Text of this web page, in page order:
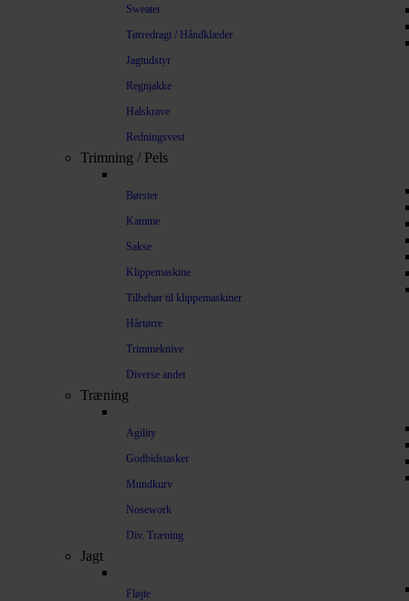
Sweater
Tørredragt / Håndklæder
Jagtudstyr
Regnjakke
Halskrave
Redningsvest
Trimning / Pels
Børster
Kamme
Sakse
Klippemaskine
Tilbehør til klippemaskiner
Hårtørre
Trimmeknive
Diverse andet
Træning
Agility
Godbidstasker
Mundkurv
Nosework
Div. Træning
Jagt
Fløjte